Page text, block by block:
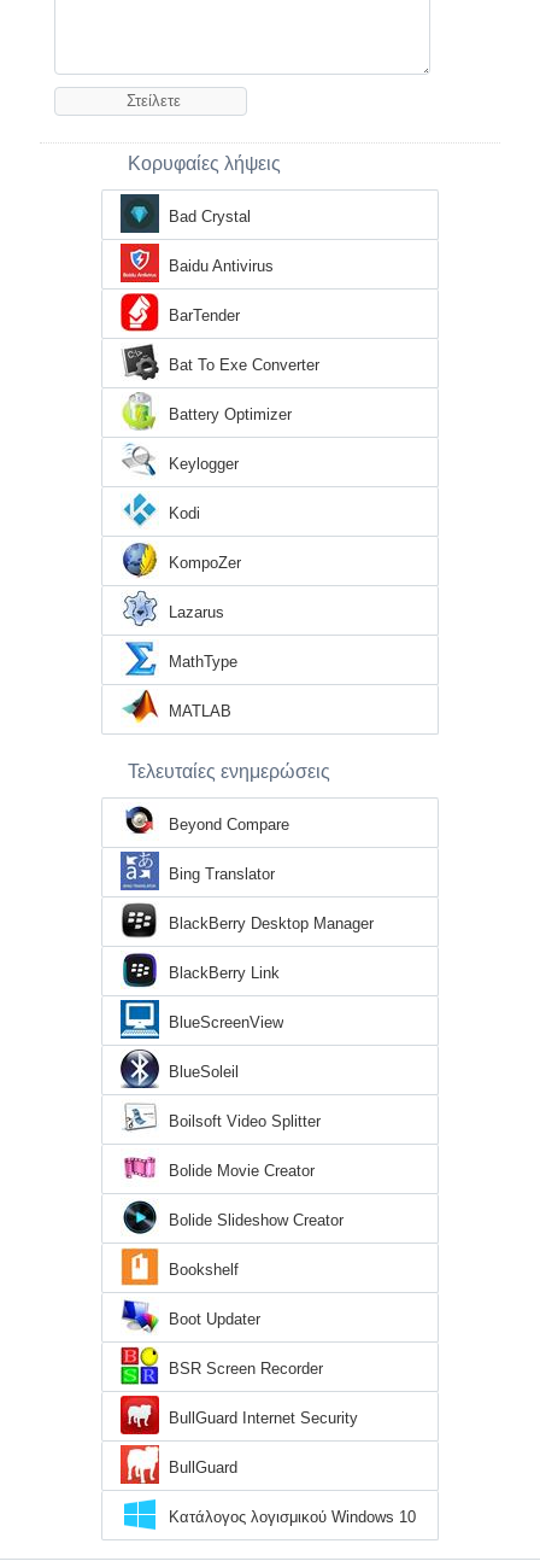
Κορυφαίες λήψεις
Bad Crystal
Baidu Antivirus
BarTender
Bat To Exe Converter
Battery Optimizer
Keylogger
Kodi
KompoZer
Lazarus
MathType
MATLAB
Τελευταίες ενημερώσεις
Beyond Compare
Bing Translator
BlackBerry Desktop Manager
BlackBerry Link
BlueScreenView
BlueSoleil
Boilsoft Video Splitter
Bolide Movie Creator
Bolide Slideshow Creator
Bookshelf
Boot Updater
BSR Screen Recorder
BullGuard Internet Security
BullGuard
Κατάλογος λογισμικού Windows 10